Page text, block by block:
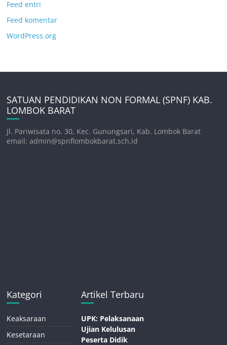
Feed entri
Feed komentar
WordPress.org
SATUAN PENDIDIKAN NON FORMAL (SPNF) KAB.
LOMBOK BARAT
Jl. Pariwisata no. 30, Kec. Gunungsari, Kab. Lombok Barat
email: admin@spnflombokbarat.sch.id
Kategori
Keaksaraan
Kesetaraan
Artikel Terbaru
UPK: Pelaksanaan
Ujian Kelulusan
Peserta Didik